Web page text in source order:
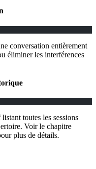
conversation entièrement
éliminer les interférences
toutes les sessions
Voir le chapitre
plus de détails.